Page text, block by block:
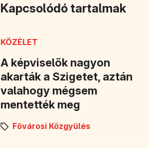
Kapcsolódó tartalmak
KÖZÉLET
A képviselők nagyon
akarták a Szigetet, aztán
valahogy mégsem
mentették meg
Fővárosi Közgyűlés